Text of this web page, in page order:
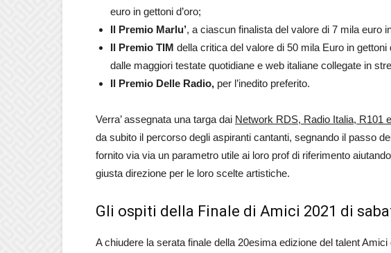
euro in gettoni d’oro;
Il Premio Marlu’, a ciascun finalista del valore di 7 mila euro
Il Premio TIM della critica del valore di 50 mila Euro in
dalle maggiori testate quotidiane e web italiane collegate in
Il Premio Delle Radio, per l’inedito preferito.
Verra’ assegnata una targa dai Network RDS, Radio Italia, R101
da subito il percorso degli aspiranti cantanti, segnando il passo
fornito via via un parametro utile ai loro prof di riferimento
giusta direzione per le loro scelte artistiche.
Gli ospiti della Finale di Amici 2021 di
A chiudere la serata finale della 20esima edizione del talent